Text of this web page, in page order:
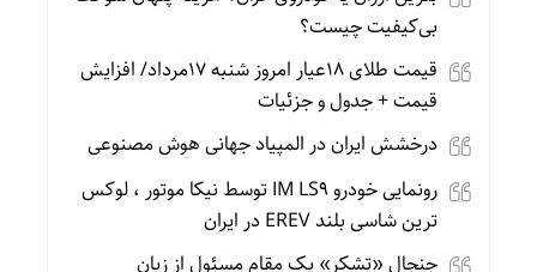
بی‌کیفیت چیست؟
قیمت طلای 18عیار امروز شنبه 17مرداد/ افزایش
قیمت + جدول و جزئیات
درخشش ایران در المپیاد جهانی هوش مصنوعی
رونمایی خودرو IM LS9 توسط نیکا موتور ، لوکس
ترین شاسی بلند EREV در ایران
جنجال «تشکر» یک مقام مسئول از زبان